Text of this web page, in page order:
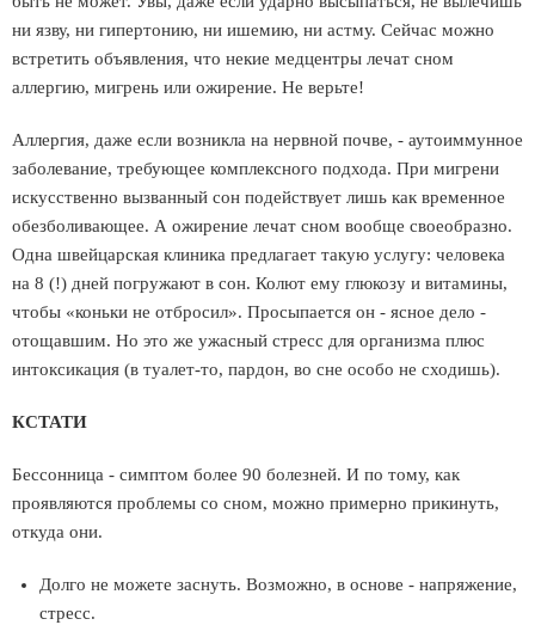
ни язву, ни гипертонию, ни ишемию, ни астму. Сейчас можно
встретить объявления, что некие медцентры лечат сном
аллергию, мигрень или ожирение. Не верьте!
Аллергия, даже если возникла на нервной почве, - аутоиммунное
заболевание, требующее комплексного подхода. При мигрени
искусственно вызванный сон подействует лишь как временное
обезболивающее. А ожирение лечат сном вообще своеобразно.
Одна швейцарская клиника предлагает такую услугу: человека
на 8 (!) дней погружают в сон. Колют ему глюкозу и витамины,
чтобы «коньки не отбросил». Просыпается он - ясное дело -
отощавшим. Но это же ужасный стресс для организма плюс
интоксикация (в туалет-то, пардон, во сне особо не сходишь).
КСТАТИ
Бессонница - симптом более 90 болезней. И по тому, как
проявляются проблемы со сном, можно примерно прикинуть,
откуда они.
Долго не можете заснуть. Возможно, в основе - напряжение,
стресс.